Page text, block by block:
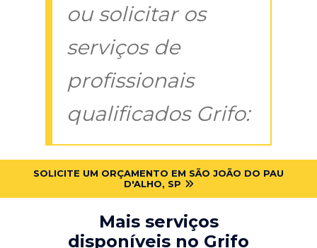
ou solicitar os
serviços de
profissionais
qualificados Grifo:
SOLICITE UM ORÇAMENTO EM SÃO JOÃO DO PAU
D'ALHO, SP
Mais serviços
disponíveis no Grifo